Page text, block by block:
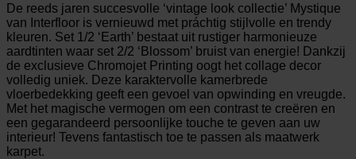
De reeds jaren succesvolle ‘vintage look collectie’ Mystique
van Interfloor is vernieuwd met práchtig stijlvolle en trendy
kleuren. Set 1/2 ‘Earth’ bestaat uit rustiger harmonieuze
aardtinten waar set 2/2 ‘Blossom’ bruist van energie! Dankzij
de exclusieve Chromojet Printing oogt het collage decor
volledig uniek. Deze karaktervolle kamerbrede
vloerbedekking geeft een gevoel van opwinding en vreugde.
Met het magische vermogen om een contrast te creëren en
een gegarandeerd persoonlijke touche te geven aan uw
interieur! Tevens fantastisch toe te passen als maatwerk
karpet.